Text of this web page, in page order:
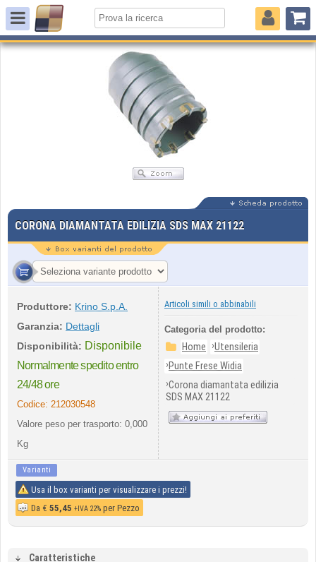
CORONA DIAMANTATA EDILIZIA SDS MAX 21122
Produttore: Krino S.p.A.
Garanzia: Dettagli
Disponibilità: Disponibile
Normalmente spedito entro
24/48 ore
Codice: 212030548
Valore peso per trasporto: 0,000
Kg
Articoli simili o abbinabili
Categoria del prodotto:
Home ›Utensileria
›Punte Frese Widia
›Corona diamantata edilizia
SDS MAX 21122
Varianti
Usa il box varianti per visualizzare i prezzi!
Da € 55,45 +IVA 22% per Pezzo
Caratteristiche